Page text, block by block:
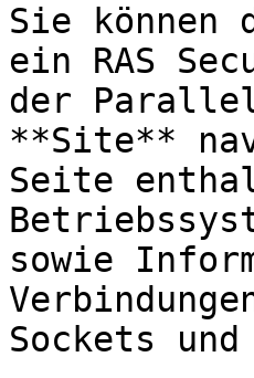
Sie
ein RAS
der
**Site**
Seite
sowie
Sockets